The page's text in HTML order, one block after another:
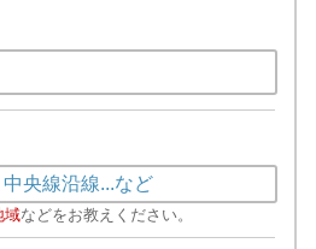
域などをお教えください。